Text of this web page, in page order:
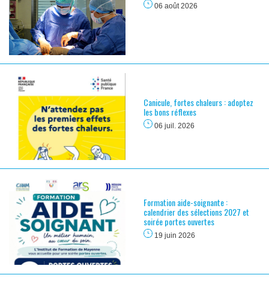
06 août 2026
Canicule, fortes chaleurs : adoptez
les bons réflexes
06 juil. 2026
Formation aide-soignante :
calendrier des sélections 2027 et
soirée portes ouvertes
19 juin 2026